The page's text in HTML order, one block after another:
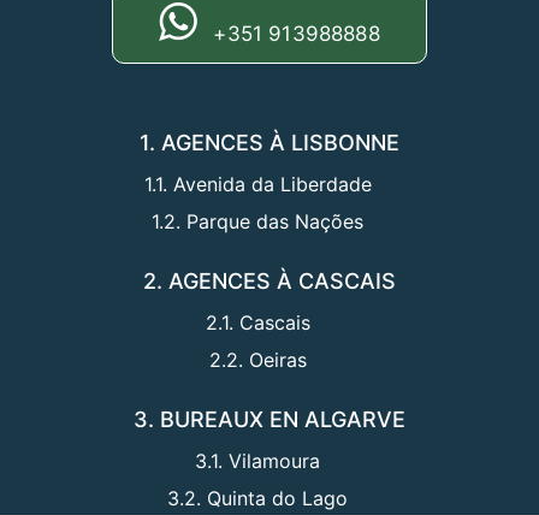
+351 913988888
1. AGENCES À LISBONNE
1.1. Avenida da Liberdade
1.2. Parque das Nações
2. AGENCES À CASCAIS
2.1. Cascais
2.2. Oeiras
3. BUREAUX EN ALGARVE
3.1. Vilamoura
3.2. Quinta do Lago